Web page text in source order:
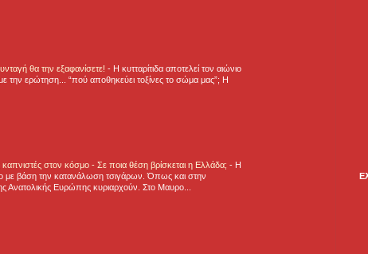
θα την εξαφανίσετε! - H κυτταρίτιδα αποτελεί τον αιώνιο
την ερώτηση... “πού αποθηκεύει τοξίνες το σώμα μας”; Η
στον κόσμο - Σε ποια θέση βρίσκεται η Ελλάδα; - Η
βάση την κατανάλωση τσιγάρων. Όπως και στην
Ανατολικής Ευρώπης κυριαρχούν. Στο Μαυρο...